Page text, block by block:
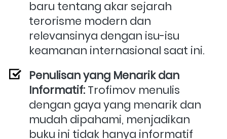
baru tentang akar sejarah
terorisme modern dan
relevansinya dengan isu-isu
keamanan internasional saat ini.
Penulisan yang Menarik dan
Informatif: Trofimov menulis
dengan gaya yang menarik dan
mudah dipahami, menjadikan
buku ini tidak hanya informatif